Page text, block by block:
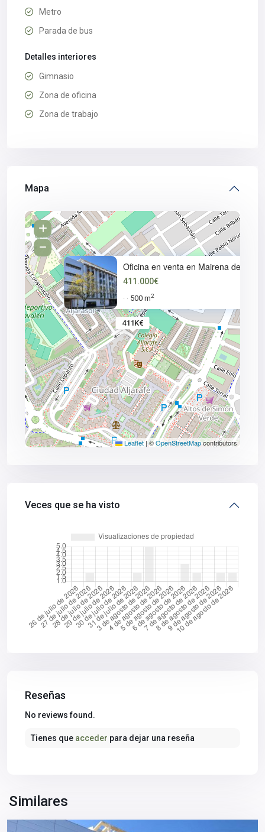
Metro
Parada de bus
Detalles interiores
Gimnasio
Zona de oficina
Zona de trabajo
Mapa
411K€
Oficina en venta en Mairena de
411.000€
· · 500 m2
Leaflet |©OpenStreetMapcontributors
Veces que se ha visto
Reseñas
No reviews found.
Tienes que acceder para dejar una reseña
Similares
Aljarafe,
Sevilla
provincia